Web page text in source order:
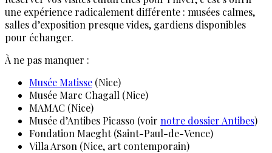
une expérience radicalement différente : musées calmes,
salles d’exposition presque vides, gardiens disponibles
pour échanger.
À ne pas manquer :
Musée Matisse (Nice)
Musée Marc Chagall (Nice)
MAMAC (Nice)
Musée d’Antibes Picasso (voir notre dossier Antibes)
Fondation Maeght (Saint-Paul-de-Vence)
Villa Arson (Nice, art contemporain)